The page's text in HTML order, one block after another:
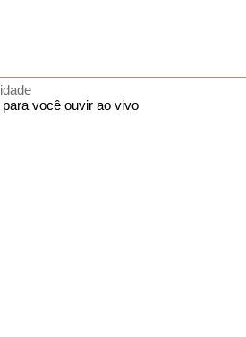
você ouvir ao vivo